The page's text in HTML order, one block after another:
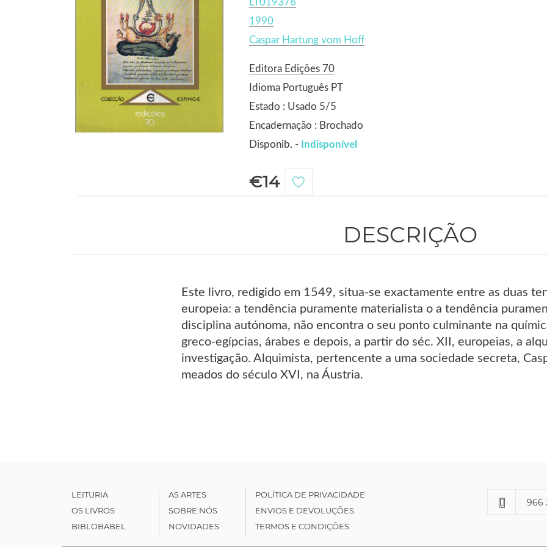
1990
Caspar Hartung vom Hoff
Editora Edições 70
Idioma Português PT
Estado : Usado 5/5
Encadernação : Brochado
Disponib. - Indisponível
€14
DESCRIÇÃO
Este livro, redigido em 1549, situa-se exactamente entre as duas
europeia: a tendência puramente materialista o a tendência
disciplina autónoma, não encontra o seu ponto culminante na
greco-egípcias, árabes e depois, a partir do séc. XII, europeias, a
investigação. Alquimista, pertencente a uma sociedade secreta,
meados do século XVI, na Áustria.
LEITURIA
OS LIVROS
BIBLOBABEL
AS ARTES
SOBRE NÓS
NOVIDADES
POLÍTICA DE PRIVACIDADE
ENVIOS E DEVOLUÇÕES
TERMOS E CONDIÇÕES
966